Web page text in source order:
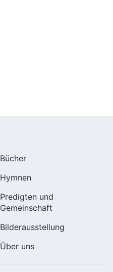
Bücher
Hymnen
Predigten und
Gemeinschaft
Bilderausstellung
Über uns